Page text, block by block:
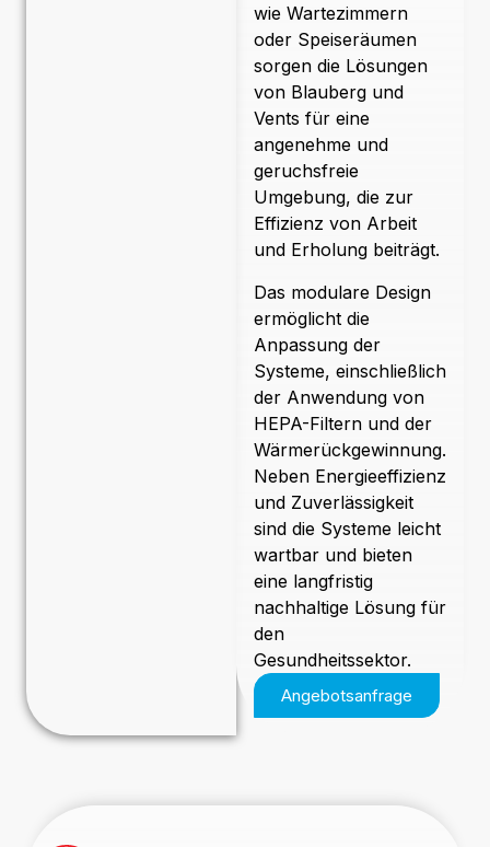
wie Wartezimmern
oder Speiseräumen
sorgen die Lösungen
von Blauberg und
Vents für eine
angenehme und
geruchsfreie
Umgebung, die zur
Effizienz von Arbeit
und Erholung beiträgt.
Das modulare Design
ermöglicht die
Anpassung der
Systeme, einschließlich
der Anwendung von
HEPA-Filtern und der
Wärmerückgewinnung.
Neben Energieeffizienz
und Zuverlässigkeit
sind die Systeme leicht
wartbar und bieten
eine langfristig
nachhaltige Lösung für
den
Gesundheitssektor.
Angebotsanfrage